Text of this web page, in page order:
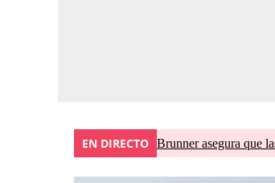
EN DIRECTO Brunner asegura que